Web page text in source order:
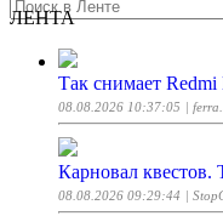
ЛЕНТА
Так снимает
08.08.2026 10:37:05 |
Карновал квестов.
08.08.2026 09:29:44 |